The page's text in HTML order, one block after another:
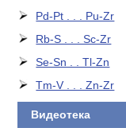
Pd-Pt . . . Pu-Zr
Rb-S . . . Sc-Zr
Se-Sn . . Tl-Zn
Tm-V . . . Zn-Zr
Видеотека